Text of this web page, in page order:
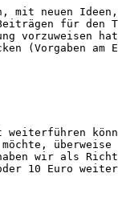
mit neuen
für den
vorzuweisen
(Vorgaben am
weiterführen
wir als
10 Euro